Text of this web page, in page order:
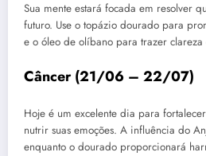
Sua mente estará focada em resolver
futuro. Use o topázio dourado para
e o óleo de olíbano para trazer clareza
Câncer (21/06 – 22/07)
Hoje é um excelente dia para
nutrir suas emoções. A influência do
enquanto o dourado proporcionará